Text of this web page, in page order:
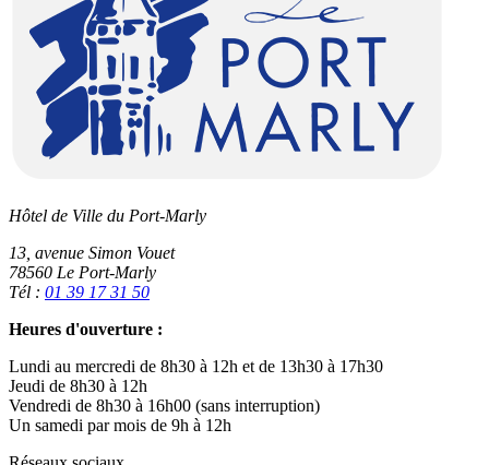
Hôtel de Ville du Port-Marly
13, avenue Simon Vouet
78560 Le Port-Marly
Tél : 01 39 17 31 50
Heures d'ouverture :
Lundi au mercredi de 8h30 à 12h et de 13h30 à 17h30
Jeudi de 8h30 à 12h
Vendredi de 8h30 à 16h00 (sans interruption)
Un samedi par mois de 9h à 12h